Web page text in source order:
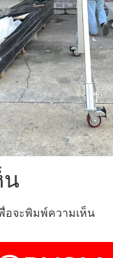
น
อจะพิมพ์ความเห็น